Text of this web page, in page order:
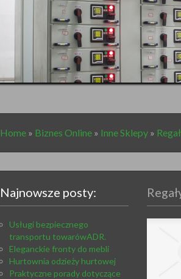
Home » Biznes Online » Inne Sklepy »
Najnowsze posty:
Usługi bezpiecznego
transportu towarówADR.
Eleganckie fronty do mebli
Hurtownia odzieży hurtowej
Praktyczne porady dotyczące